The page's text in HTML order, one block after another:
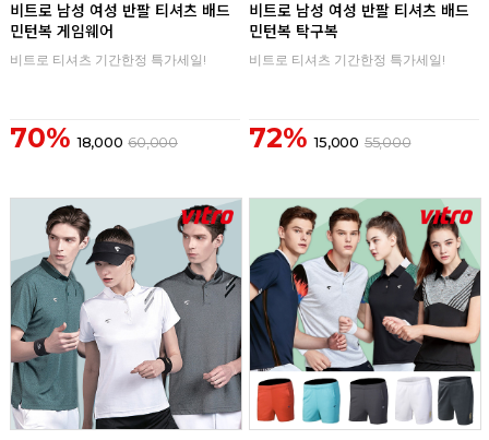
비트로 남성 여성 반팔 티셔츠 배드
민턴복 게임웨어
비트로 티셔츠 기간한정 특가세일!
70% 18,000 60,000
비트로 남성 여성 반팔 티셔츠 배드
민턴복 탁구복
비트로 티셔츠 기간한정 특가세일!
72% 15,000 55,000